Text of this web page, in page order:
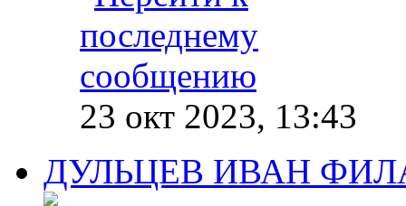
23 окт 2023, 13:43
ДУЛЬЦЕВ ИВАН